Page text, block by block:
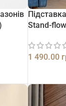
Stand-
1 490.00